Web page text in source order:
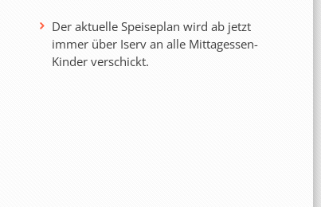
Der aktuelle Speiseplan wird ab jetzt
immer über Iserv an alle Mittagessen-
Kinder verschickt.